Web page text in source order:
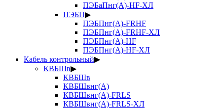
ПЭБаПнг(А)-HF-ХЛ
ПЭБП▶
ПЭБПнг(А)-FRHF
ПЭБПнг(А)-FRHF-ХЛ
ПЭБПнг(А)-HF
ПЭБПнг(А)-HF-ХЛ
Кабель контрольный▶
КВБШв▶
КВБШв
КВБШвнг(А)
КВБШвнг(А)-FRLS
КВБШвнг(А)-FRLS-ХЛ